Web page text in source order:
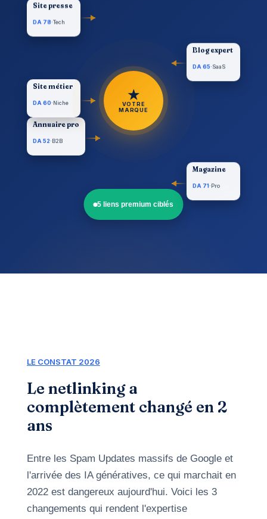
★
VOTRE
MARQUE
Site presse
DA 78·Tech
Blog expert
DA 65·SaaS
Annuaire pro
DA 52·B2B
Magazine
DA 71·Pro
Site métier
DA 60·Niche
5 liens premium ciblés
LE CONSTAT 2026
Le netlinking a
complètement changé en 2
ans
Entre les Spam Updates massifs de Google et
l'arrivée des IA génératives, ce qui marchait en
2022 est dangereux aujourd'hui. Voici les 3
changements qui rendent l'expertise